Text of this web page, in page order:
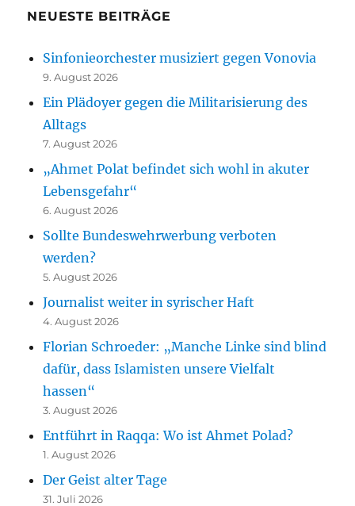
NEUESTE BEITRÄGE
Sinfonieorchester musiziert gegen Vonovia
9. August 2026
Ein Plädoyer gegen die Militarisierung des
Alltags
7. August 2026
„Ahmet Polat befindet sich wohl in akuter
Lebensgefahr“
6. August 2026
Sollte Bundeswehrwerbung verboten
werden?
5. August 2026
Journalist weiter in syrischer Haft
4. August 2026
Florian Schroeder: „Manche Linke sind blind
dafür, dass Islamisten unsere Vielfalt
hassen“
3. August 2026
Entführt in Raqqa: Wo ist Ahmet Polad?
1. August 2026
Der Geist alter Tage
31. Juli 2026